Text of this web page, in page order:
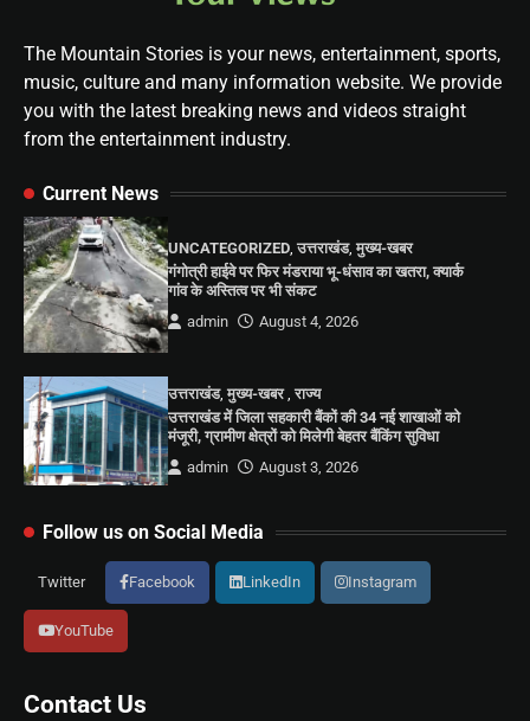
The Mountain Stories is your news, entertainment, sports,
music, culture and many information website. We provide
you with the latest breaking news and videos straight
from the entertainment industry.
Current News
UNCATEGORIZED ,उत्तराखंड,मुख्य-खबर
गंगोत्री हाईवे पर फिर मंडराया भू-धंसाव का खतरा, क्यार्क
गांव के अस्तित्व पर भी संकट
admin
August 4, 2026
उत्तराखंड,मुख्य-खबर,राज्य
उत्तराखंड में जिला सहकारी बैंकों की 34 नई शाखाओं को
मंजूरी, ग्रामीण क्षेत्रों को मिलेगी बेहतर बैंकिंग सुविधा
admin
August 3, 2026
Follow us on Social Media
Twitter Facebook LinkedIn Instagram
YouTube
Contact Us